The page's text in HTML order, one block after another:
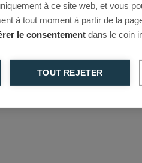
à ce site web, et vous
à tout moment à partir de la
le consentement dans le coin
TOUT REJETER